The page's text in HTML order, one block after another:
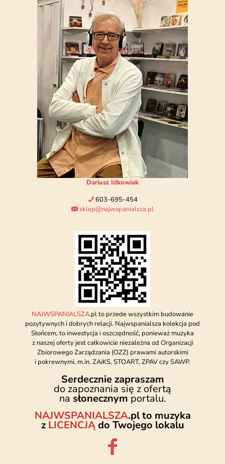
Dariusz Idkowiak
603-695-454
sklep@najwspanialsza.pl
NAJWSPANIALSZA.pl to przede wszystkim budowanie
pozytywnych i dobrych relacji. Najwspanialsza kolekcja pod
Słońcem, to inwestycja i oszczędność, ponieważ muzyka
z naszej oferty jest całkowicie niezależna od Organizacji
Zbiorowego Zarządzania (OZZ) prawami autorskimi
i pokrewnymi, m.in. ZAiKS, STOART, ZPAV czy SAWP.
Serdecznie zapraszam
do zapoznania się z ofertą
na słonecznym portalu.
NAJWSPANIALSZA.pl to muzyka
z LICENCJĄdo Twojego lokalu